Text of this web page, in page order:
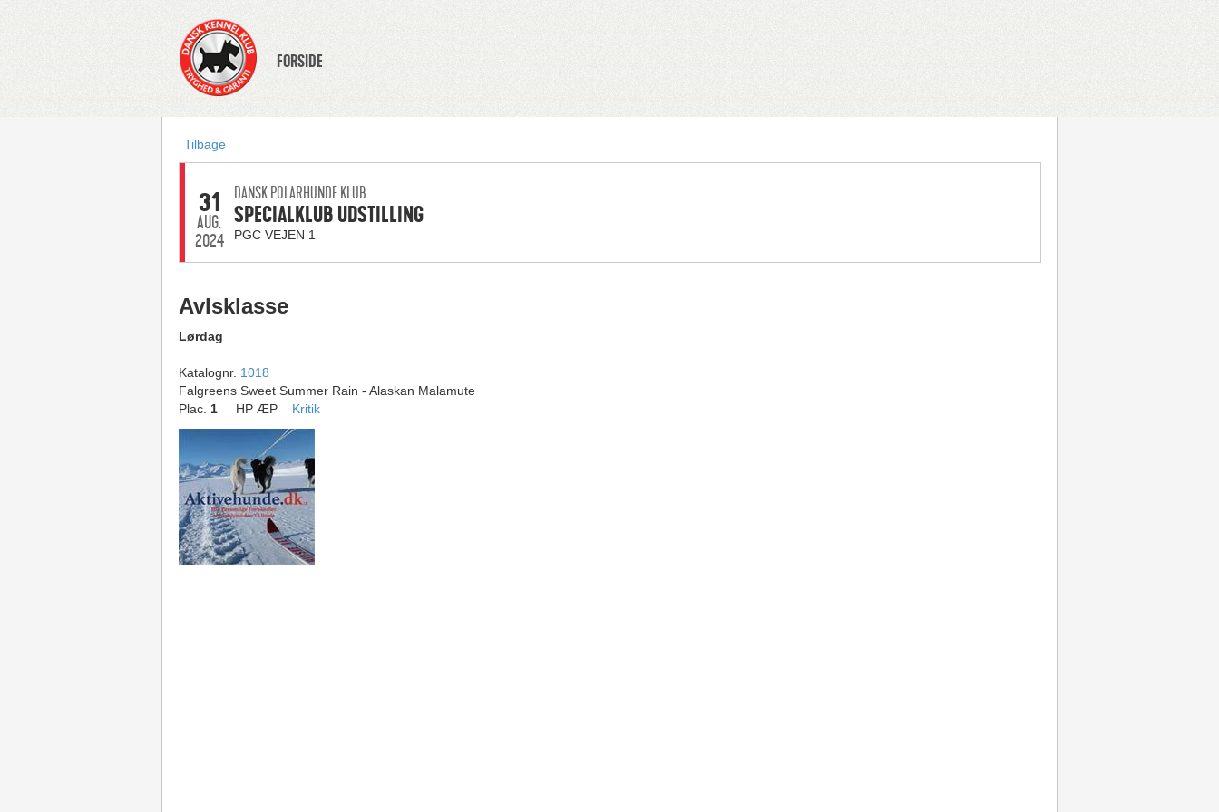
FORSIDE
Tilbage
31
AUG.
2024
DANSK POLARHUNDE KLUB
SPECIALKLUB UDSTILLING
PGC VEJEN 1
Avlsklasse
Lørdag
Katalognr. 1018
Falgreens Sweet Summer Rain - Alaskan Malamute
Plac. 1 HP ÆP Kritik